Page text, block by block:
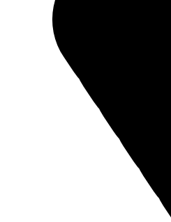
ДЕНЬ КЛИЕНТА И
ГК "Луидор" приняла участие в
ПАО "КАМАЗ" в Нижнем